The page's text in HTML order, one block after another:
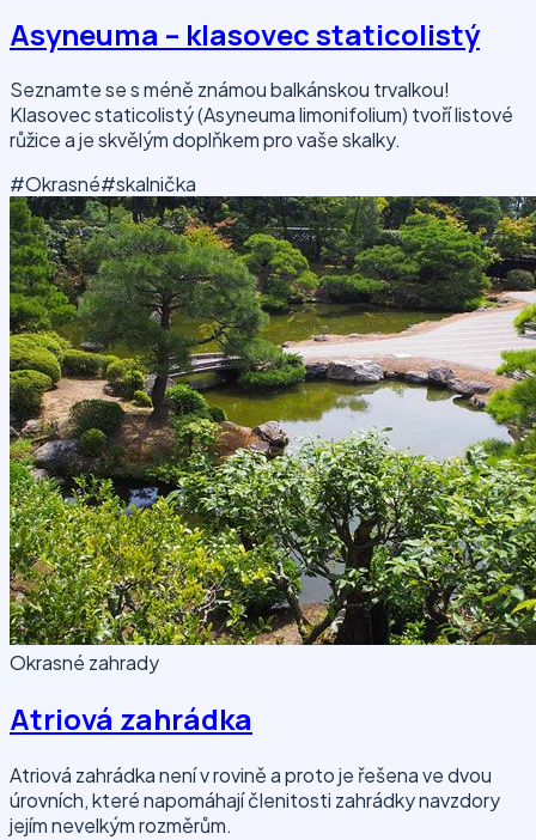
Asyneuma – klasovec staticolistý
Seznamte se s méně známou balkánskou trvalkou!
Klasovec staticolistý (Asyneuma limonifolium) tvoří listové
růžice a je skvělým doplňkem pro vaše skalky.
#Okrasné#skalnička
Okrasné zahrady
Atriová zahrádka
Atriová zahrádka není v rovině a proto je řešena ve dvou
úrovních, které napomáhají členitosti zahrádky navzdory
jejím nevelkým rozměrům.